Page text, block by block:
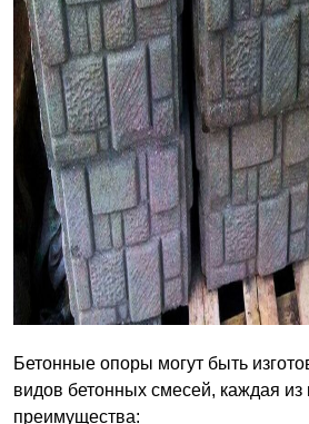
Бетонные опоры могут быть
видов бетонных смесей, каждая из
преимущества: